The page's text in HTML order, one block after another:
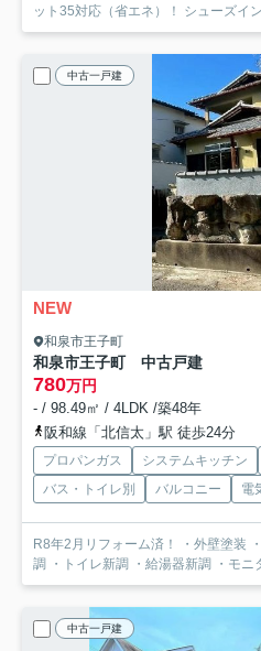
ット35対応（省エネ）！ シューズイ
中古一戸建
NEW
和泉市王子町
和泉市王子町 中古戸建
780万円
- / 98.49㎡ / 4LDK /築48年
阪和線「北信太」駅 徒歩24分
プロパンガス システムキッチン
バス・トイレ別
バルコニー 電
R8年2月リフォーム済！ ・外壁塗装
調 ・トイレ新調 ・給湯器新調 ・モニ
中古一戸建